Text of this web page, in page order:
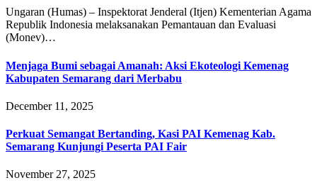
Ungaran (Humas) – Inspektorat Jenderal (Itjen) Kementerian Agama
Republik Indonesia melaksanakan Pemantauan dan Evaluasi
(Monev)…
Menjaga Bumi sebagai Amanah: Aksi Ekoteologi Kemenag
Kabupaten Semarang dari Merbabu
December 11, 2025
Perkuat Semangat Bertanding, Kasi PAI Kemenag Kab.
Semarang Kunjungi Peserta PAI Fair
November 27, 2025